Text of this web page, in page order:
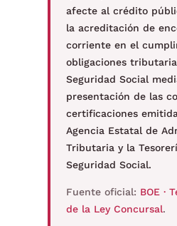
afecte al crédito
la acreditación de
corriente en el
obligaciones
Seguridad Social
presentación de las
certificaciones
Agencia Estatal de
Tributaria y la
Seguridad Social.
Fuente oficial: BOE ·
de la Ley Concursal.